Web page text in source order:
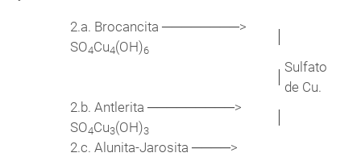
2.a. Brocancita ────────>
SO4Cu4(OH)6
Sulfato
de Cu.
2.b. Antlerita ─────────>
SO4Cu3(OH)3
2.c. Alunita-Jarosita ────>